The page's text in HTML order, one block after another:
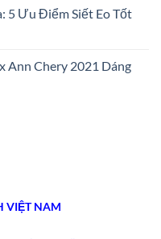
5 Ưu Điểm Siết Eo Tốt
Ann Chery 2021 Dáng
VIỆT NAM